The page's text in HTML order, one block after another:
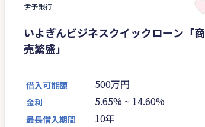
伊予銀行
いよぎんビジネスクイックローン「商
売繁盛」
借入可能額 500万円
金利 5.65% ~ 14.60%
最長借入期間 10年